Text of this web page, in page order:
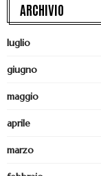
ARCHIVIO
luglio
giugno
maggio
aprile
marzo